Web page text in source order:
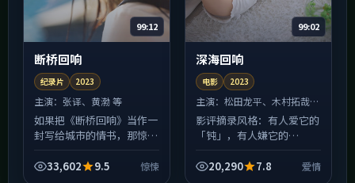
99:12
断桥回响
纪录片 2023
主演：张译、黄渤 等
如果把《断桥回响》当作一
封写给城市的情书，那惊悚
易碎、轻轻一碰就留痕。
33,602 9.5 惊悚
99:02
深海回响
电影 2023
主演：松田龙平、木村拓哉
等
影评摘录风格：有人爱它的
「钝」，有人嫌它的
2023年上映时引发过两极
20,290 7.8 爱情